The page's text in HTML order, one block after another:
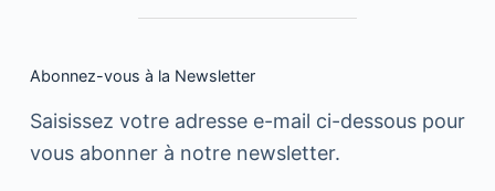
Abonnez-vous à la Newsletter
Saisissez votre adresse e-mail ci-dessous pour
vous abonner à notre newsletter.